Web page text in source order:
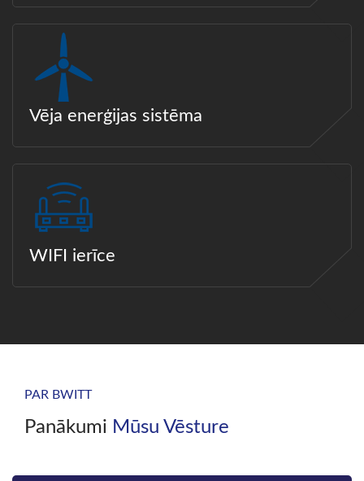
Vēja enerģijas sistēma
WIFI ierīce
PAR BWITT
Panākumi Mūsu Vēsture